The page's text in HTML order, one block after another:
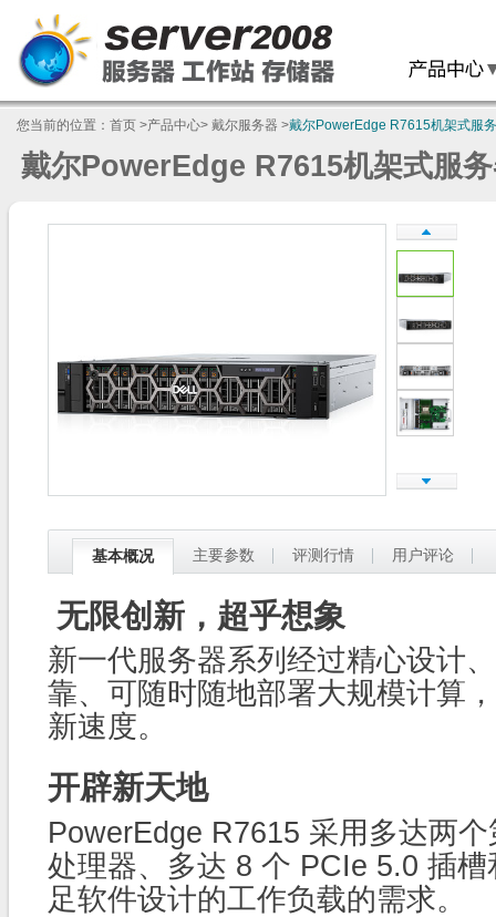
您当前的位置： 首页 >产品中心> 戴尔服务器 >戴尔PowerEdge R7615机架式服
戴尔PowerEdge R7615机架式服
基本概况 主要参数 评测行情 用户评论
无限创新，超乎想象
新一代服务器系列经过精心设计
靠、可随时随地部署大规模计算
新速度。
开辟新天地
PowerEdge R7615 采用多达两
处理器、多达 8 个 PCIe 5.0 插
足软件设计的工作负载的需求。